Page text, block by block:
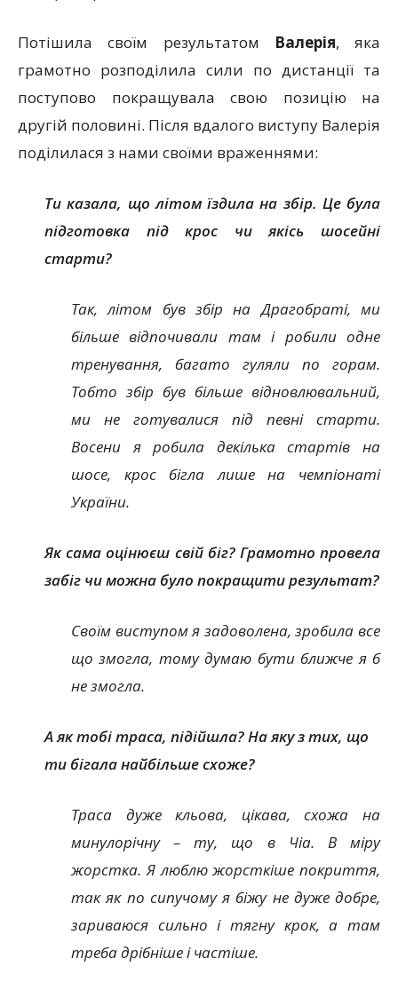
Потішила своїм результатом Валерія, яка
грамотно розподілила сили по дистанції та
поступово покращувала свою позицію на
другій половині. Після вдалого виступу Валерія
поділилася з нами своїми враженнями:
Ти казала, що літом їздила на збір. Це була
підготовка під крос чи якісь шосейні
старти?
Так, літом був збір на Драгобраті, ми
більше відпочивали там і робили одне
тренування, багато гуляли по горам.
Тобто збір був більше відновлювальний,
ми не готувалися під певні старти.
Восени я робила декілька стартів на
шосе, крос бігла лише на чемпіонаті
України.
Як сама оцінюєш свій біг? Грамотно провела
забіг чи можна було покращити результат?
Своїм виступом я задоволена, зробила все
що змогла, тому думаю бути ближче я б
не змогла.
А як тобі траса, підійшла? На яку з тих, що
ти бігала найбільше схоже?
Траса дуже кльова, цікава, схожа на
минулорічну – ту, що в Чіа. В міру
жорстка. Я люблю жорсткіше покриття,
так як по сипучому я біжу не дуже добре,
зариваюся сильно і тягну крок, а там
треба дрібніше і частіше.